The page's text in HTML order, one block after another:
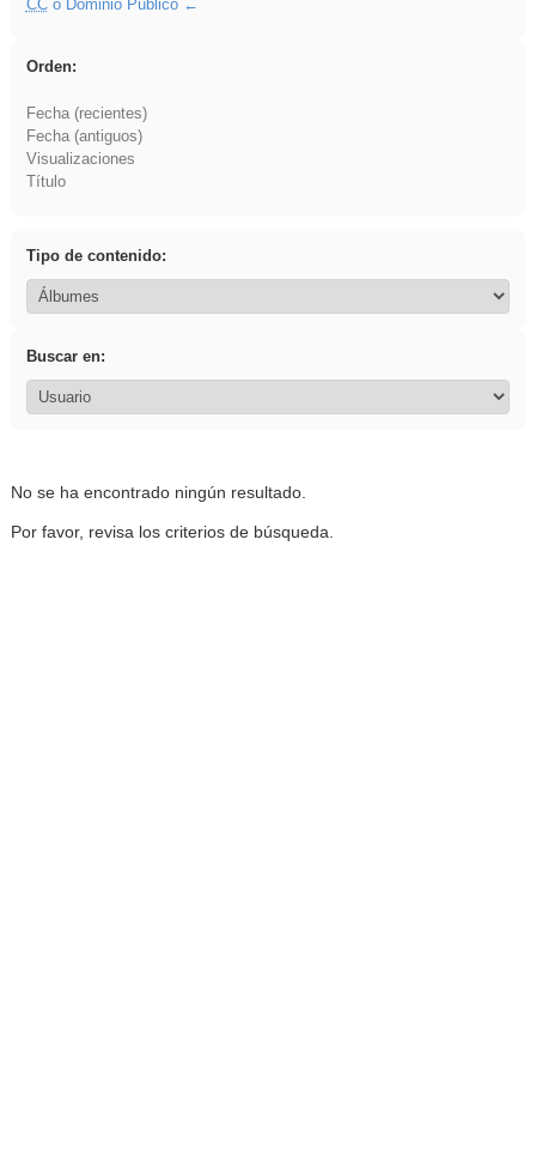
CCo Dominio Público
Orden:
Fecha (recientes)
Fecha (antiguos)
Visualizaciones
Título
Tipo de contenido:
Buscar en:
No se ha encontrado ningún resultado.
Por favor, revisa los criterios de búsqueda.